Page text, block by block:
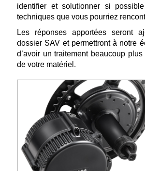
identifier et solutionner si
techniques que vous pourriez
Les réponses apportées seront
dossier SAV et permettront à notre
d’avoir un traitement beaucoup
de votre matériel.